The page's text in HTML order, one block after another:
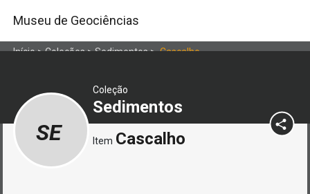
Museu de Geociências
Início>Coleções>Sedimentos>Cascalho
Coleção
Sedimentos
SE Item Cascalho